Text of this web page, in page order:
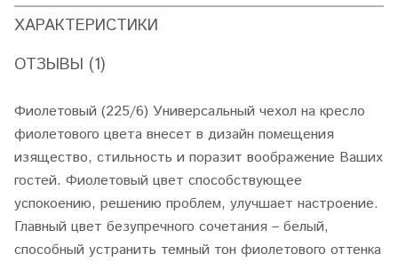
ХАРАКТЕРИСТИКИ
ОТЗЫВЫ (1)
Фиолетовый (225/6) Универсальный чехол на кресло
фиолетового цвета внесет в дизайн помещения
изящество, стильность и поразит воображение Ваших
гостей. Фиолетовый цвет способствующее
успокоению, решению проблем, улучшает настроение.
Главный цвет безупречного сочетания – белый,
способный устранить темный тон фиолетового оттенка